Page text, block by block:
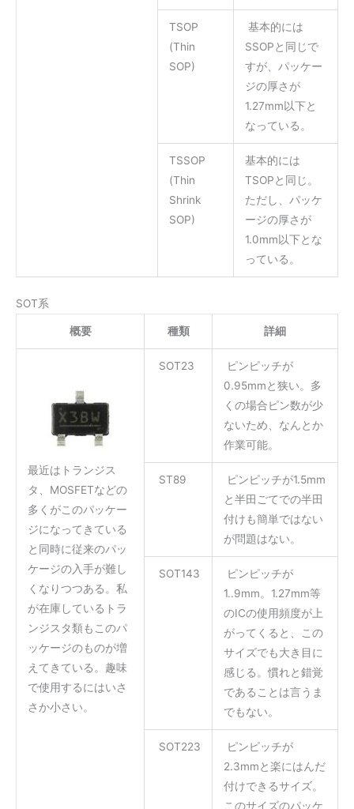
TSOP
(Thin
SOP)
基本的には
SSOPと同じで
すが、パッケー
ジの厚さが
1.27mm以下と
なっている。
TSSOP
(Thin
Shrink
SOP)
基本的には
TSOPと同じ。
ただし、パッケ
ージの厚さが
1.0mm以下とな
っている。
SOT系
概要 種類 詳細
最近はトランジス
タ、MOSFETなどの
多くがこのパッケー
ジになってきている
と同時に従来のパッ
ケージの入手が難し
くなりつつある。私
が在庫しているトラ
ンジスタ類もこのパ
ッケージのものが増
えてきている。趣味
で使用するにはいさ
さか小さい。
SOT23
ピンピッチが
0.95mmと狭い。多
くの場合ピン数が少
ないため、なんとか
作業可能。
ST89
ピンピッチが1.5mm
と半田ごてでの半田
付けも簡単ではない
が問題はない。
SOT143
ピンピッチが
1..9mm。1.27mm等
のICの使用頻度が上
がってくると、この
サイズでも大き目に
感じる。慣れと錯覚
であることは言うま
でもない。
SOT223
ピンピッチが
2.3mmと楽にはんだ
付けできるサイズ。
このサイズのパッケ